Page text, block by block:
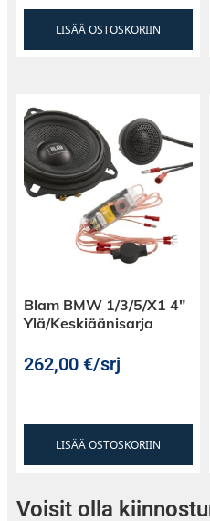
Järeät diskantit
äänenlaatu on entistä
äänikenttä on aiempaa
ääntä, laajemmalle
Kaiuttimissa ei ole
johdot tulevat nyt
ansiosta asennustilaa
vähemmän.
integroitu jakosuodin.
käytät erillissarjan
silloin, kun käytössä ei
LISÄÄ OSTOSKORIIN
Blam BMW 1/3/5/X1 4″
Ylä/Keskiäänisarja
262,00€/srj
LISÄÄ OSTOSKORIIN
Voisit olla